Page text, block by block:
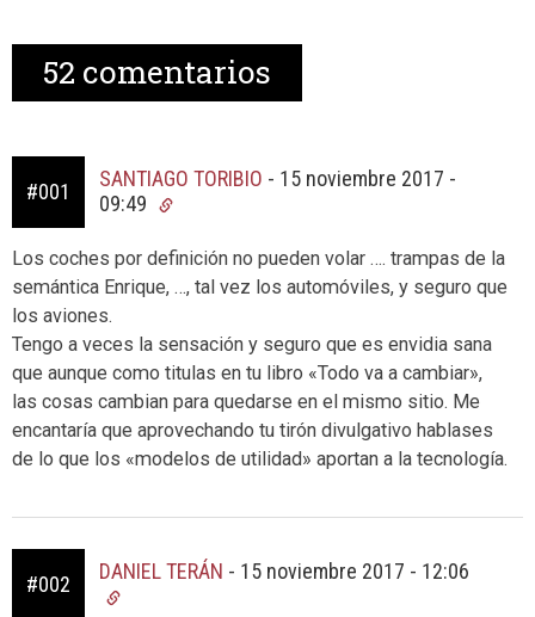
52 comentarios
#001
SANTIAGO TORIBIO - 15 noviembre 2017 -
09:49
Los coches por definición no pueden volar …. trampas de la
semántica Enrique, …, tal vez los automóviles, y seguro que
los aviones.
Tengo a veces la sensación y seguro que es envidia sana
que aunque como titulas en tu libro «Todo va a cambiar»,
las cosas cambian para quedarse en el mismo sitio. Me
encantaría que aprovechando tu tirón divulgativo hablases
de lo que los «modelos de utilidad» aportan a la tecnología.
#002
DANIEL TERÁN - 15 noviembre 2017 - 12:06